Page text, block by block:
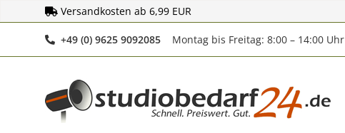
Versandkosten ab 6,99 EUR
+49 (0) 9625 9092085Telefonnummer
Montag bis Freitag: 8:00 – 14:00 Uhr